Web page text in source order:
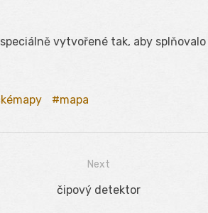
vytvořené tak, aby splňovalo
mapa
Next
Next
čipový detektor